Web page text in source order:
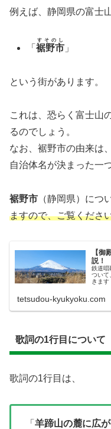
例えば、静岡県の富士
「裾野市
すそのし
」
という街があります。
これは、恐らく富士山
るのでしょう。
なお、裾野市の由来は、
自治体名が決まった一
裾野市 （静岡県）につ
ますので、ご覧くださ
【御
説！
鉄道唱
ついて
きます
tetsudou-kyukyoku.com
歌詞の1行目について
歌詞の1行目は、
「 羊蹄山の麓に広